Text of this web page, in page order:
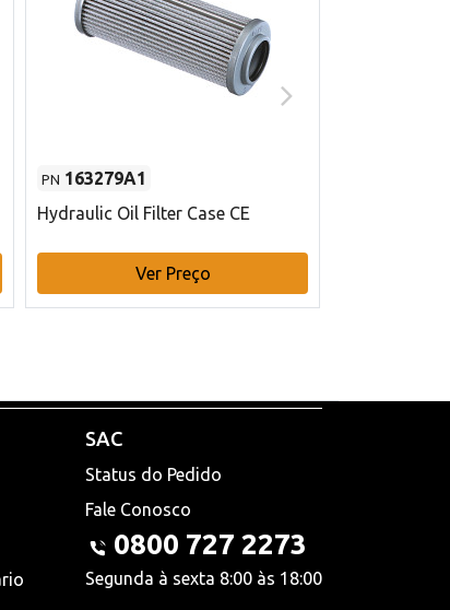
PN 163279A1
Hydraulic Oil Filter Case CE
Ver Preço
SAC
Status do Pedido
Fale Conosco
0800 727 2273
Segunda à sexta 8:00 às 18:00